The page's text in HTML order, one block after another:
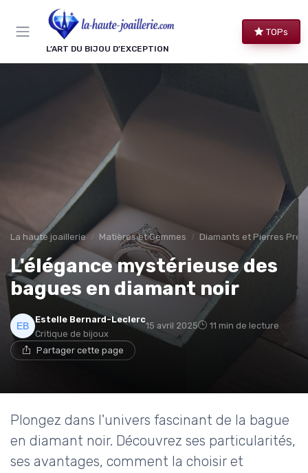
L’ART DU BIJOU D’EXCEPTION
TOPs
La haute joaillerie Matières et Gemmes Diamants et Pierres
L'élégance mystérieuse des
bagues en diamant noir
Estelle Bernard-Leclerc
Critique de bijoux
15 avril 2025 11 min de lecture
Partager cette page
Plongez dans l'univers fascinant de la bague
en diamant noir. Découvrez ses particularités,
ses avantages, comment la choisir et
Panneau de gestion des cookies